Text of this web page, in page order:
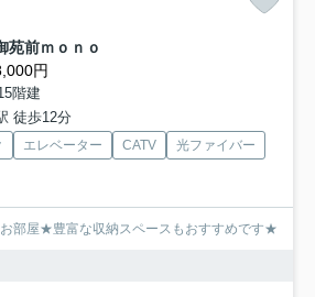
苑前ｍｏｎｏ
円
階建
徒歩12分
エレベーター CATV
光ファイバー
部屋★豊富な収納スペースもおすすめです★